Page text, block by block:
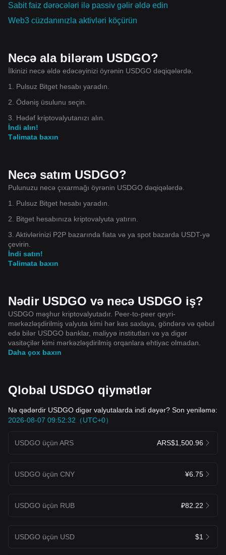
Sabit faiz dərəcələri ilə passiv gəlir əldə edin
Web3 cüzdanınızla aktivləri köçürün
Necə ala bilərəm USDGO?
İlkinizi necə əldə edəcəyinizi öyrənin USDGO dəqiqələrdə.
1. Pulsuz Bitget hesabı yaradın.
2. Ödəniş üsulunu seçin.
3. Hədəf kriptovalyutanızı alın.
İndi alın!
Təlimata baxın
Necə satım USDGO?
Pulunuzu necə çıxarmağı öyrənin USDGO dəqiqələrdə.
1. Pulsuz Bitget hesabı yaradın.
2. Bitget hesabınıza kriptovalyuta yatırın.
3. Aktivlərinizi P2P bazarında fiata və ya spot bazarda USDT-yə
çevirin.
İndi satın!
Təlimata baxın
Nədir USDGO və necə USDGO iş?
USDGO məşhur kriptovalyutadır. Peer-to-peer qeyri-
mərkəzləşdirilmiş valyuta kimi hər kəs saxlaya, göndərə və qəbul
edə bilər USDGO banklar, maliyyə institutları və ya digər
vasitəçilər kimi mərkəzləşdirilmiş orqanlara ehtiyac olmadan.
Daha çox baxın
Qlobal USDGO qiymətlər
Nə qədərdir USDGO digər valyutalarda indi dəyər? Son yeniləmə:
2026-08-07 09:52:32（UTC+0）
USDGO üçün ARS ARS$1,500.96
USDGO üçün CNY ¥6.75
USDGO üçün RUB ₽82.22
USDGO üçün USD $1